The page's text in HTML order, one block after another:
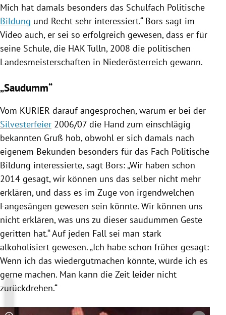
Mich hat damals besonders das Schulfach Politische
Bildung und Recht sehr interessiert.“ Bors sagt im
Video auch, er sei so erfolgreich gewesen, dass er für
seine Schule, die HAKTulln, 2008 die politischen
Landesmeisterschaften in Niederösterreich gewann.
„Saudumm“
Vom KURIER darauf angesprochen, warum er bei der
Silvesterfeier 2006/07 die Hand zum einschlägig
bekannten Gruß hob, obwohl er sich damals nach
eigenem Bekunden besonders für das Fach Politische
Bildung interessierte, sagt Bors: „Wir haben schon
2014 gesagt, wir können uns das selber nicht mehr
erklären, und dass es im Zuge von irgendwelchen
Fangesängen gewesen sein könnte. Wir können uns
nicht erklären, was uns zu dieser saudummen Geste
geritten hat.“ Auf jeden Fall sei man stark
alkoholisiert gewesen. „Ich habe schon früher gesagt:
Wenn ich das wiedergutmachen könnte, würde ich es
gerne machen. Man kann die Zeit leider nicht
zurückdrehen.“